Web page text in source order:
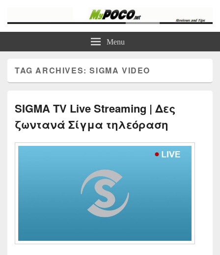
Τα καλύτερα Reviews , Συγκρίσεις , VPN , Webhosting
Menu
TAG ARCHIVES:SIGMA VIDEO
SIGMA TV Live Streaming | Δες
ζωντανά Σίγμα τηλεόραση